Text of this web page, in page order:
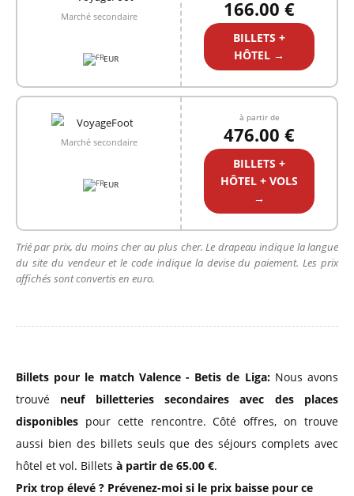
Marché secondaire
EUR
166.00 €
BILLETS +
HÔTEL →
Marché secondaire
EUR
à partir de
476.00 €
BILLETS +
HÔTEL + VOLS
→
Trié par prix, du moins cher au plus cher. Le drapeau indique la langue
du site du vendeur et le code indique la devise du paiement. Les prix
affichés sont convertis en euro.
Billets pour le match Valence - Betis de Liga:Nous avons
trouvé neuf billetteries secondaires avec des places
disponibles pour cette rencontre. Côté offres, on trouve
aussi bien des billets seuls que des séjours complets avec
hôtel et vol. Billets à partir de 65.00 €.
Prix trop élevé ? Prévenez-moi si le prix baisse pour ce